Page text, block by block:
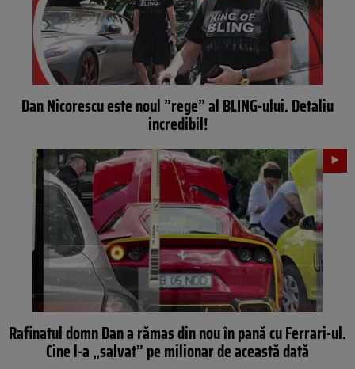
Dan Nicorescu este noul ”rege” al BLING-ului. Detaliu
incredibil!
Rafinatul domn Dan a rămas din nou în pană cu Ferrari-ul.
Cine l-a „salvat” pe milionar de această dată